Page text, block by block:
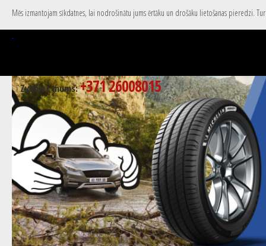
Mēs izmantojam sīkdatnes, lai nodrošinātu jums ērtāku un drošāku lietošanas pieredzi.
Zvaniet mums:+371 26008015